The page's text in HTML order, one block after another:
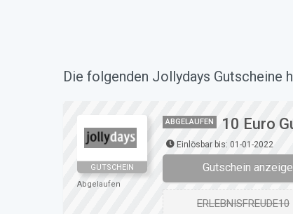
Die folgenden Jollydays Gutscheine
GUTSCHEIN
Abgelaufen
ABGELAUFEN 10 Euro
Einlösbar bis: 01-01-2022
Gutschein
ERLEBNISFREUDE10